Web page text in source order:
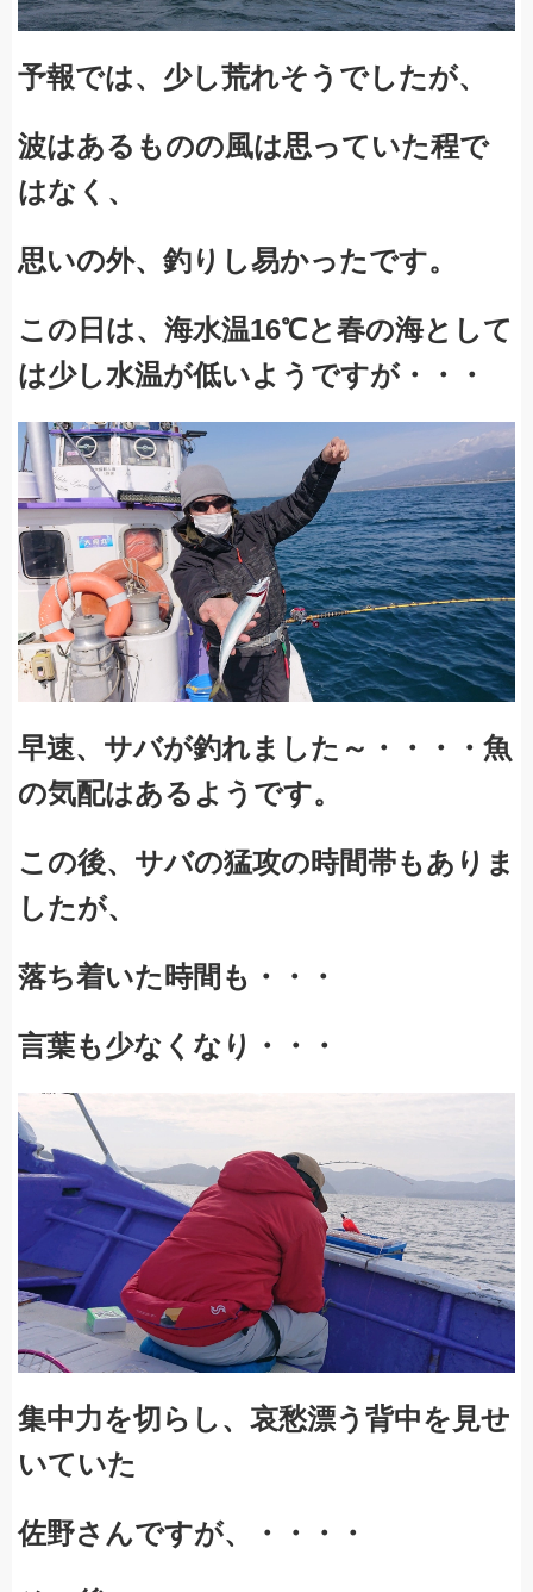
予報では、少し荒れそうでしたが、
波はあるものの風は思っていた程で
はなく、
思いの外、釣りし易かったです。
この日は、海水温16℃と春の海として
は少し水温が低いようですが・・・
早速、サバが釣れました～・・・・魚
の気配はあるようです。
この後、サバの猛攻の時間帯もありま
したが、
落ち着いた時間も・・・
言葉も少なくなり・・・
集中力を切らし、哀愁漂う背中を見せ
いていた
佐野さんですが、・・・・